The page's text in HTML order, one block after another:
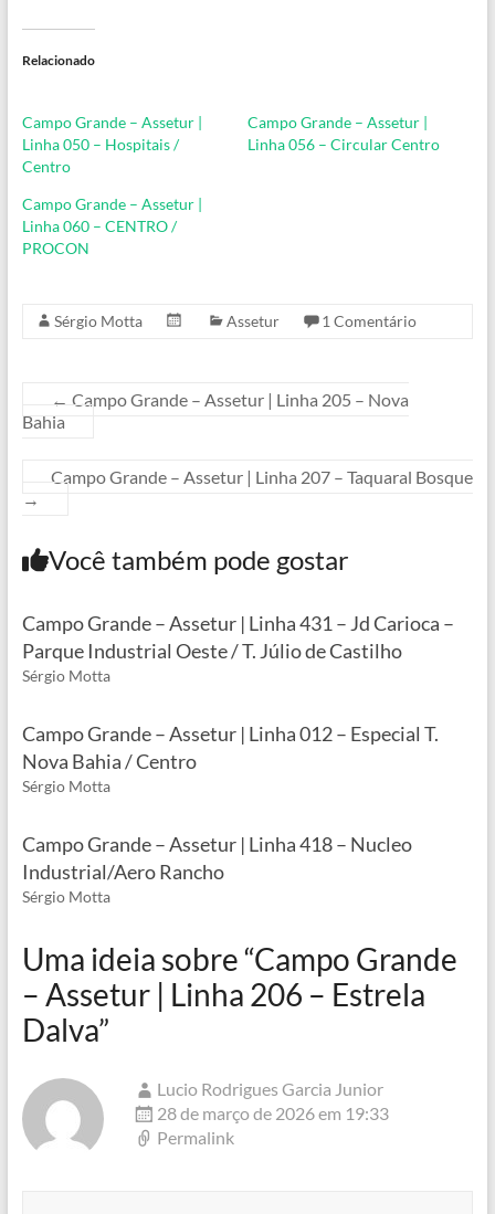
Relacionado
Campo Grande – Assetur |
Linha 050 – Hospitais /
Centro
Campo Grande – Assetur |
Linha 056 – Circular Centro
Campo Grande – Assetur |
Linha 060 – CENTRO /
PROCON
Sérgio Motta Assetur 1 Comentário
← Campo Grande – Assetur | Linha 205 – Nova
Bahia
Campo Grande – Assetur | Linha 207 – Taquaral Bosque
→
Você também pode gostar
Campo Grande – Assetur | Linha 431 – Jd Carioca –
Parque Industrial Oeste / T. Júlio de Castilho
Sérgio Motta
Campo Grande – Assetur | Linha 012 – Especial T.
Nova Bahia / Centro
Sérgio Motta
Campo Grande – Assetur | Linha 418 – Nucleo
Industrial/Aero Rancho
Sérgio Motta
Uma ideia sobre “Campo Grande
– Assetur | Linha 206 – Estrela
Dalva”
Lucio Rodrigues Garcia Junior
28 de março de 2026 em 19:33
Permalink